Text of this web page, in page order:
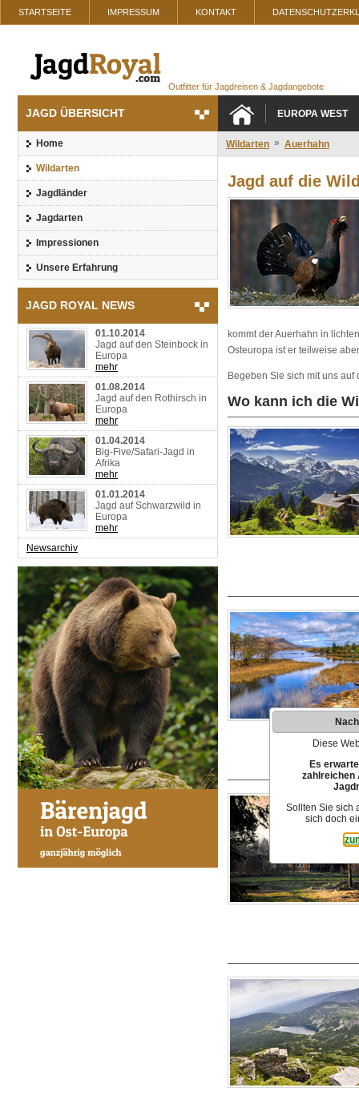
STARTSEITE IMPRESSUM KONTAKT
Outfitter für Jagdreisen & Jagdangebote
JAGD ÜBERSICHT
Home
Wildarten
Jagdländer
Jagdarten
Impressionen
Unsere Erfahrung
JAGD ROYAL NEWS
01.10.2014
Jagd auf den Steinbock in
Europa
mehr
01.08.2014
Jagd auf den Rothirsch in
Europa
mehr
01.04.2014
Big-Five/Safari-Jagd in
Afrika
mehr
01.01.2014
Jagd auf Schwarzwild in
Europa
mehr
Newsarchiv
EUROPA WEST
Wildarten » Auerhahn
Jagd auf die
kommt der Auerhahn in
Osteuropa ist er teilweise
Begeben Sie sich mit uns
Wo kann ich die
Diese
Es
zahlreichen
Sollten Sie sich
sich doch